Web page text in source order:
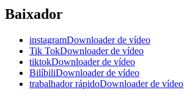
Baixador
instagramDownloader de vídeo
Tik TokDownloader de vídeo
tiktokDownloader de vídeo
BilíbiliDownloader de vídeo
trabalhador rápidoDownloader de vídeo